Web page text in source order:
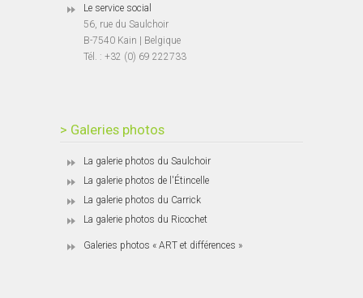
Le service social
56, rue du Saulchoir
B-7540 Kain | Belgique
Tél. : +32 (0) 69 222733
> Galeries photos
La galerie photos du Saulchoir
La galerie photos de l'Étincelle
La galerie photos du Carrick
La galerie photos du Ricochet
Galeries photos « ART et différences »